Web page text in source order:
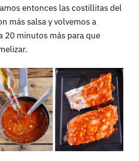
entonces las costillitas del
más salsa y volvemos a
20 minutos más para que